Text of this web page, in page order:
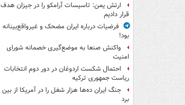
ارتش یمن: تاسیسات آرامکو را در جیزان هدف
قرار دادیم
فرضیات درباره ایران مضحک و غیرواقع‌بینانه
بود!
واکنش صنعا به موضع‌گیری خصمانه شورای
امنیت
احتمال شکست اردوغان در دور دوم انتخابات
ریاست جمهوری ترکیه
جنگ ایران ده‌ها هزار شغل را در آمریکا از بین
برد